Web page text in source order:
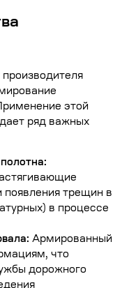
этой
ряд важных
появления трещин в
в процессе
Армированный
что
дорожного